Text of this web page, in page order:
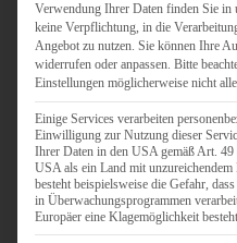
Pflege
Bonn
Duisburg
Verwendung Ihrer Daten finden Sie in
keine Verpflichtung, in die
Angebot zu nutzen. Sie können Ihre
widerrufen oder anpassen. Bitte
Einstellungen möglicherweise nicht
Einige Services verarbeiten
Einwilligung zur Nutzung dieser
Ihrer Daten in den USA gemäß Art.
USA als ein Land mit
besteht beispielsweise die Gefahr,
in Überwachungsprogrammen
Europäer eine Klagemöglichkeit